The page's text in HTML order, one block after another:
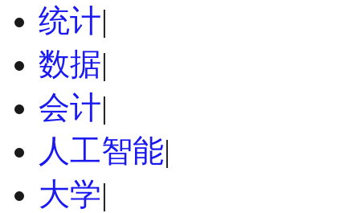
统计|
数据|
会计|
人工智能|
大学|